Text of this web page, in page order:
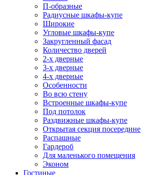
П-образные
Радиусные шкафы-купе
Широкие
Угловые шкафы-купе
Закругленный фасад
Количество дверей
2-х дверные
3-х дверные
4-х дверные
Особенности
Во всю стену
Встроенные шкафы-купе
Под потолок
Раздвижные шкафы-купе
Открытая секция посередине
Распашные
Гардероб
Для маленького помещения
Эконом
Гостиные